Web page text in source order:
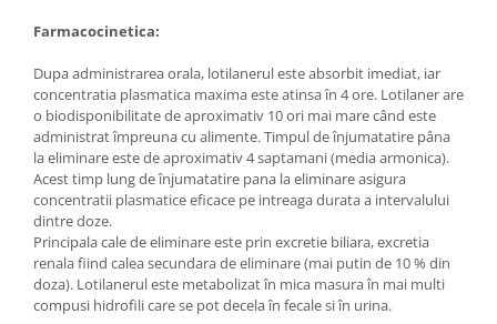
Farmacocinetica:
Dupa administrarea orala, lotilanerul este absorbit imediat, iar
concentratia plasmatica maxima este atinsa în 4 ore. Lotilaner are
o biodisponibilitate de aproximativ 10 ori mai mare când este
administrat împreuna cu alimente. Timpul de înjumatatire pâna
la eliminare este de aproximativ 4 saptamani (media armonica).
Acest timp lung de înjumatatire pana la eliminare asigura
concentratii plasmatice eficace pe intreaga durata a intervalului
dintre doze.
Principala cale de eliminare este prin excretie biliara, excretia
renala fiind calea secundara de eliminare (mai putin de 10 % din
doza). Lotilanerul este metabolizat în mica masura în mai multi
compusi hidrofili care se pot decela în fecale si în urina.